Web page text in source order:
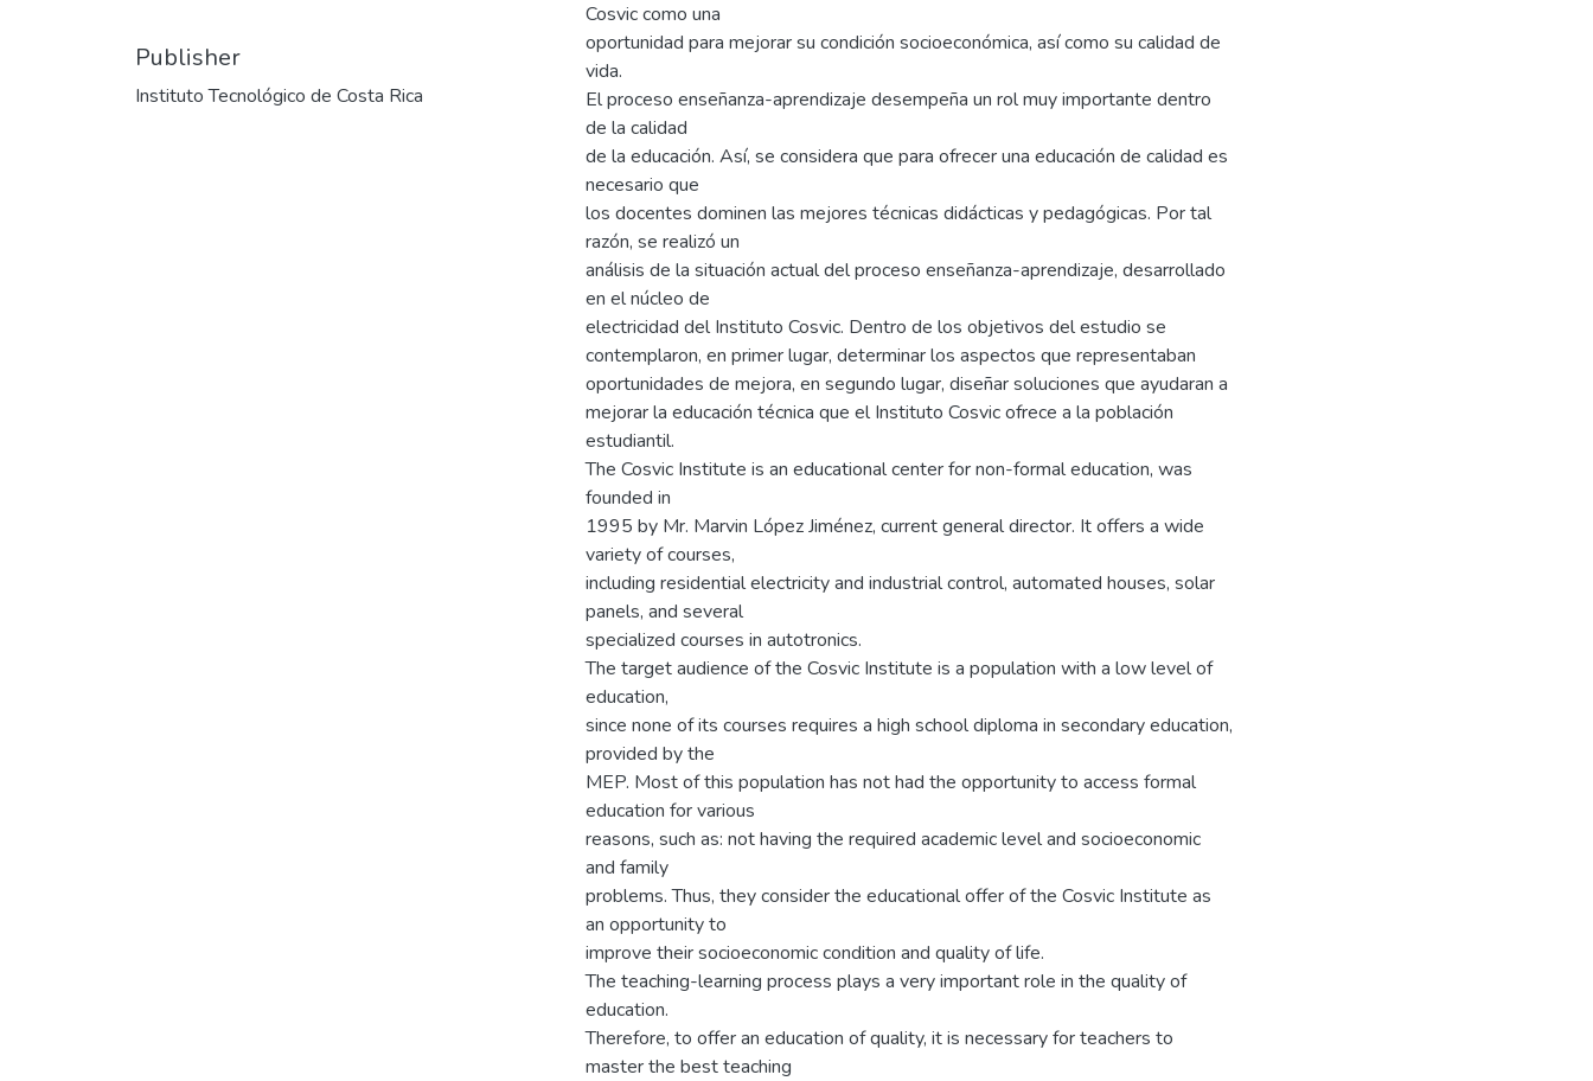
Publisher
Instituto Tecnológico de Costa Rica
Cosvic como una
oportunidad para mejorar su condición socioeconómica, así como su calidad de
vida.
El proceso enseñanza-aprendizaje desempeña un rol muy importante dentro
de la calidad
de la educación. Así, se considera que para ofrecer una educación de calidad es
necesario que
los docentes dominen las mejores técnicas didácticas y pedagógicas. Por tal
razón, se realizó un
análisis de la situación actual del proceso enseñanza-aprendizaje, desarrollado
en el núcleo de
electricidad del Instituto Cosvic. Dentro de los objetivos del estudio se
contemplaron, en primer lugar, determinar los aspectos que representaban
oportunidades de mejora, en segundo lugar, diseñar soluciones que ayudaran a
mejorar la educación técnica que el Instituto Cosvic ofrece a la población
estudiantil.
The Cosvic Institute is an educational center for non-formal education, was
founded in
1995 by Mr. Marvin López Jiménez, current general director. It offers a wide
variety of courses,
including residential electricity and industrial control, automated houses, solar
panels, and several
specialized courses in autotronics.
The target audience of the Cosvic Institute is a population with a low level of
education,
since none of its courses requires a high school diploma in secondary education,
provided by the
MEP. Most of this population has not had the opportunity to access formal
education for various
reasons, such as: not having the required academic level and socioeconomic
and family
problems. Thus, they consider the educational offer of the Cosvic Institute as
an opportunity to
improve their socioeconomic condition and quality of life.
The teaching-learning process plays a very important role in the quality of
education.
Therefore, to offer an education of quality, it is necessary for teachers to
master the best teaching